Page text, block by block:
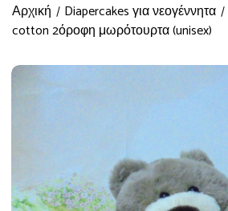
Αρχική Diapercakes για νεογέννητα
cotton 2όροφη μωρότουρτα (unisex)